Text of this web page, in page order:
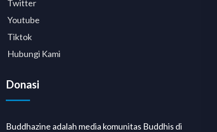
Twitter
Youtube
Tiktok
Hubungi Kami
Donasi
Buddhazine adalah media komunitas Buddhis di